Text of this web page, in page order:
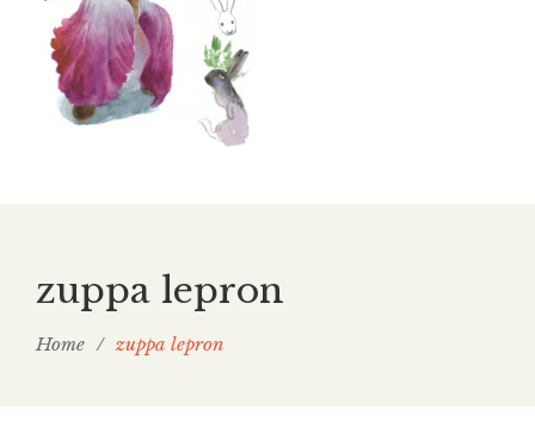
zuppa lepron
Home / zuppa lepron